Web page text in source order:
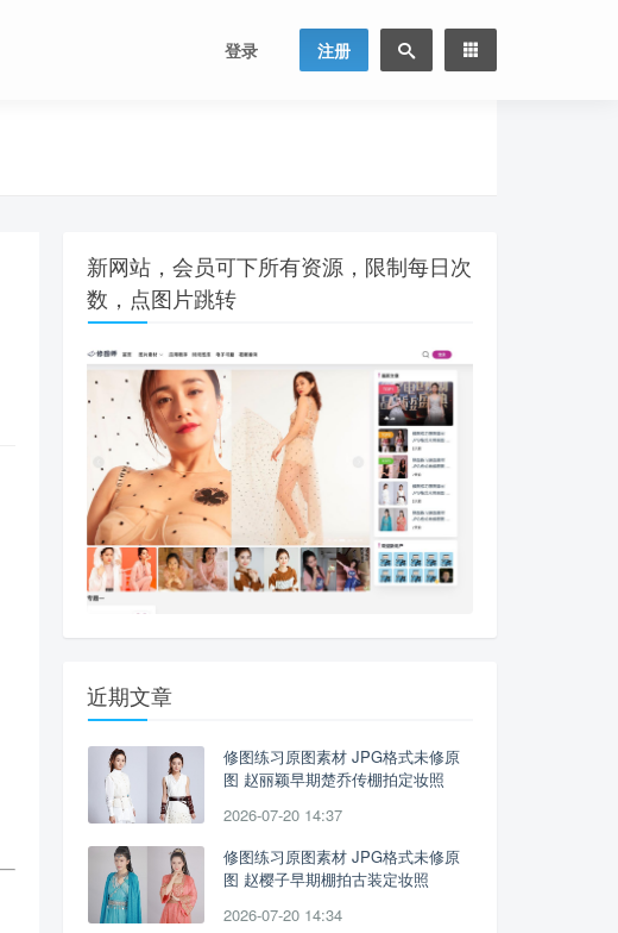
登录 注册
新网站，会员可下所有资源，限制每日次
数，点图片跳转
近期文章
修图练习原图素材 JPG格式未修原
图 赵丽颖早期楚乔传棚拍定妆照
2026-07-20 14:37
修图练习原图素材 JPG格式未修原
图 赵樱子早期棚拍古装定妆照
2026-07-20 14:34